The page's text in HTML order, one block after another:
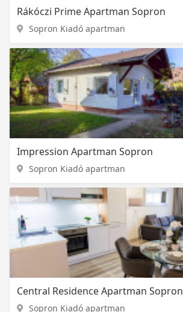
Rákóczi Prime Apartman Sopron
Sopron Kiadó apartman
Impression Apartman Sopron
Sopron Kiadó apartman
Central Residence Apartman Sopron
Sopron Kiadó apartman